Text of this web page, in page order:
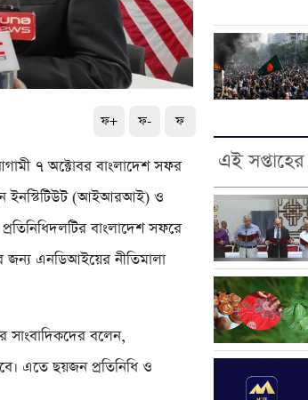
ফ+ ফ- ফ
আগামী ৭ অক্টোবর বাংলাদেশ সফর
ইনস্টিটিউট (আইআরআই) ও
বাংলাদেশ সফরে
জন্য এনডিআইয়ের নীতিমালা
সাংবাদিকদের বলেন,
এতে ছয়জন প্রতিনিধি ও
এই